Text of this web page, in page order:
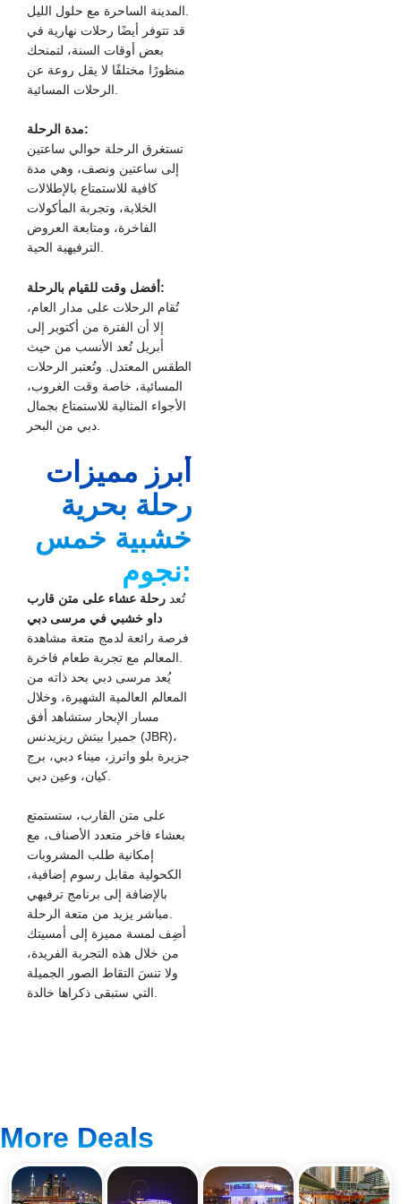
قد تتوفر أيضًا رحلات نهارية في
بعض أوقات السنة، لتمنحك
منظورًا مختلفًا لا يقل روعة عن
مدة الرحلة:
تستغرق الرحلة حوالي ساعتين
إلى ساعتين ونصف، وهي مدة
كافية للاستمتاع بالإطلالات
الخلابة، وتجربة المأكولات
الفاخرة، ومتابعة العروض
الترفيهية الحية.
أفضل وقت للقيام بالرحلة:
تُقام الرحلات على مدار العام،
إلا أن الفترة من أكتوبر إلى
أبريل تُعد الأنسب من حيث
الطقس المعتدل. وتُعتبر الرحلات
المسائية، خاصة وقت الغروب،
الأجواء المثالية للاستمتاع بجمال
أبرز مميزات
رحلة بحرية
خشبية خمس
نجوم:
تُعد رحلة عشاء على متن قارب
داو خشبي في مرسى دبي
فرصة رائعة لدمج متعة مشاهدة
يُعد مرسى دبي بحد ذاته من
المعالم العالمية الشهيرة، وخلال
مسار الإبحار ستشاهد أفق
جميرا بيتش ريزيدنس (JBR)،
جزيرة بلو واترز، ميناء دبي، برج
على متن القارب، ستستمتع
بعشاء فاخر متعدد الأصناف، مع
إمكانية طلب المشروبات
الكحولية مقابل رسوم إضافية،
بالإضافة إلى برنامج ترفيهي
مباشر يزيد من متعة الرحلة.
أضِف لمسة مميزة إلى أمسيتك
من خلال هذه التجربة الفريدة،
ولا تنسَ التقاط الصور الجميلة
التي ستبقى ذكراها خالدة.
More Deals